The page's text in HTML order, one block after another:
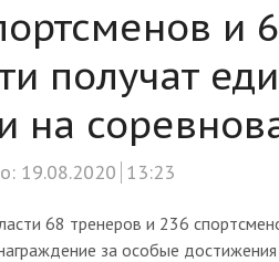
и
получат
на
19.08.2020 13:23
68 тренеров и 236
за особые